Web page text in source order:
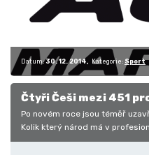
Datum: 30. 12. 2014 Kategorie: Sport
Čtyři Češi mezi 451
Po novém roce jsou téměř
Kolik který národ má v
jezdců?…